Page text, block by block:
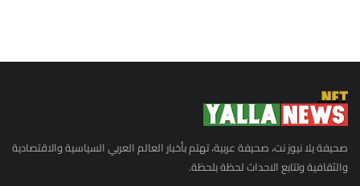
صحيفة يلا نيوز نت، صحيفة عربية، تهتم بأخبار العالم العربي السياسية والاقتصادية
والثقافية وتتابع الاحداث لحظة بلحظة.